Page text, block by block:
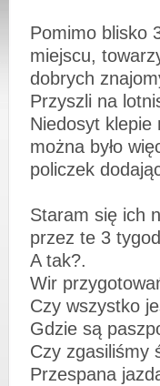
Pomimo blisko
miejscu,
dobrych
Przyszli na
Niedosyt klepie
można było
policzek
Staram się ich
przez te 3
A tak?.
Wir
Czy wszystko
Gdzie są
Czy zgasiliśmy
Przespana